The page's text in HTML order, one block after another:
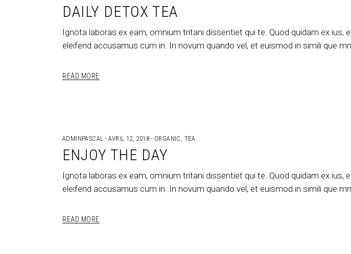
DAILY DETOX TEA
Ignota laboras ex eam, omnium tritani dissentiet qui te. Quod quidam ex
eleifend accusamus cum in. In novum quando vel, et euismod in simili que
READ MORE
ADMINPASCAL AVRIL 12, 2018 ORGANIC , TEA
ENJOY THE DAY
Ignota laboras ex eam, omnium tritani dissentiet qui te. Quod quidam ex
eleifend accusamus cum in. In novum quando vel, et euismod in simili que
READ MORE